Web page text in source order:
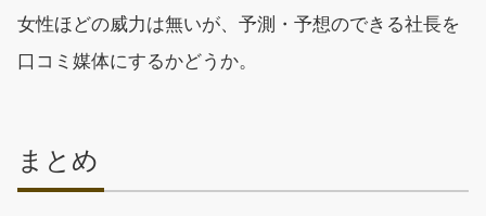
女性ほどの威力は無いが、予測・予想のできる社長を
口コミ媒体にするかどうか。
まとめ